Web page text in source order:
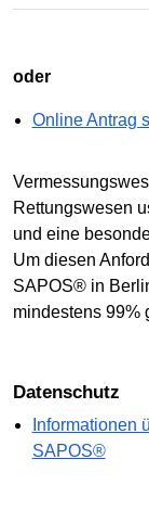
oder
Online Antrag
Rettungswesen
und eine
Um diesen
SAPOS® in
mindestens 99%
Datenschutz
Informationen
SAPOS®